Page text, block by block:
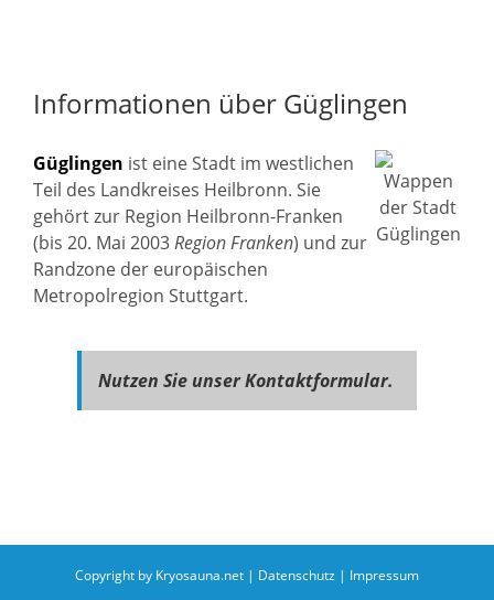
Informationen über Güglingen
Güglingen ist eine Stadt im westlichen
Teil des Landkreises Heilbronn. Sie
gehört zur Region Heilbronn-Franken
(bis 20. Mai 2003Region Franken) und zur
Randzone der europäischen
Metropolregion Stuttgart.
Nutzen Sie unser Kontaktformular.
Copyright by Kryosauna.net | Datenschutz | Impressum